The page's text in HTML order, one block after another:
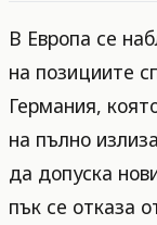
В Европа се
на позициите
Германия,
на пълно
да допуска
пък се отказа